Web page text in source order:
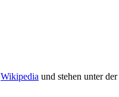
Wikipedia und stehen unter der